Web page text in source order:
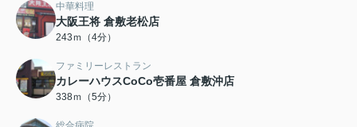
中華料理
大阪王将 倉敷老松店
243ｍ（4分）
ファミリーレストラン
カレーハウスCoCo壱番屋 倉敷沖店
338ｍ（5分）